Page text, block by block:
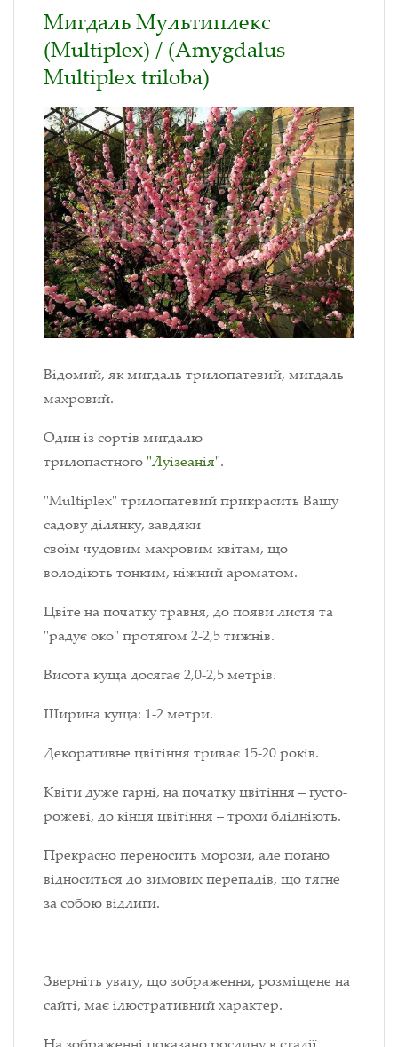
Мигдаль Мультиплекс
(Multiplex) / (Amygdalus
Multiplex triloba)
Відомий, як мигдаль трилопатевий, мигдаль
махровий.
Один із сортів мигдалю
трилопастного "Луізеанія".
"Multiplex" трилопатевий прикрасить Вашу
садову ділянку, завдяки
своїм чудовим махровим квітам, що
володіють тонким, ніжний ароматом.
Цвіте на початку травня, до появи листя та
"радує око" протягом 2-2,5 тижнів.
Висота куща досягає 2,0-2,5 метрів.
Ширина куща: 1-2 метри.
Декоративне цвітіння триває 15-20 років.
Квіти дуже гарні, на початку цвітіння – густо-
рожеві, до кінця цвітіння – трохи блідніють.
Прекрасно переносить морози, але погано
відноситься до зимових перепадів, що тягне
за собою відлиги.
Зверніть увагу, що зображення, розміщене на
сайті, має ілюстративний характер.